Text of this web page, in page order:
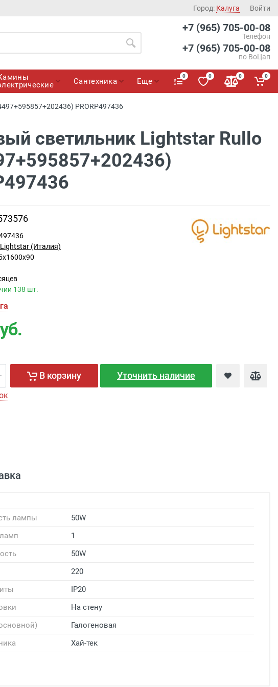
Город: Калуга Войти
+7 (965) 705-00-08
Телефон
+7 (965) 705-00-08
по ВоЦап
Сантехника Еще
0 0 0 0
PRORP497436
светильник Lightstar Rullo
Lightstar (Италия)
138 шт.
В корзину Уточнить наличие
лампы
50W
1
50W
220
IP20
На стену
Галогеновая
Хай-тек